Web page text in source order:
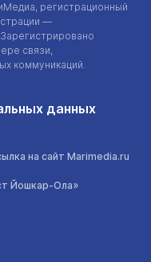
регистрационный
—
связи,
коммуникаций.
данных
на сайт Marimedia.ru
Йошкар-Ола»